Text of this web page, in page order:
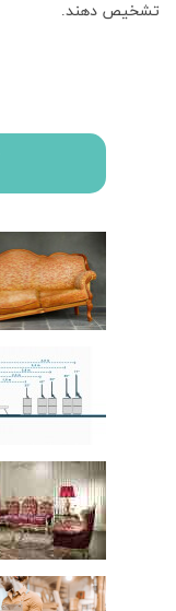
تشخیص دهند.